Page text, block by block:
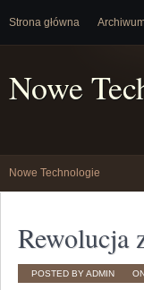
Strona główna
Nowe
Nowe Technologie
Rewolucja
POSTED BY ADMIN